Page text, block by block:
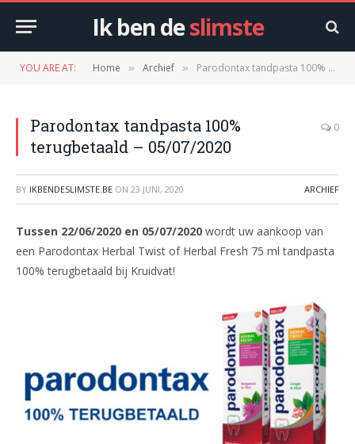
Ik ben deslimste
YOU ARE AT: Home » Archief » Parodontax tandpasta 100% terugbetaald – 05/07/2020
Parodontax tandpasta 100%
terugbetaald – 05/07/2020
0
BY IKBENDESLIMSTE.BE ON 23 JUNI, 2020 ARCHIEF
Tussen 22/06/2020 en 05/07/2020 wordt uw aankoop van
een Parodontax Herbal Twist of Herbal Fresh 75 ml tandpasta
100% terugbetaald bij Kruidvat!